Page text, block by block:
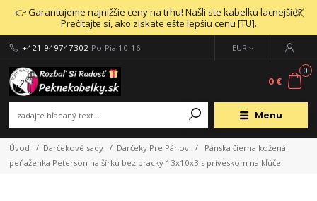
👉 Garantujeme najnižšie ceny na trhu! Našli ste kabelku lacnejšie?
Prečítajte si, ako získate ešte lepšiu cenu [TU].
Menu
EUR
+421 949747302 Po-Pia 10-16
0
0 €
Úvod Darčekové sady Darčeky Pre Pánov
Pánska čierna kožená
peňaženka Peterson na šírku bez pracky 13x10x3 s príveskom na kľúče